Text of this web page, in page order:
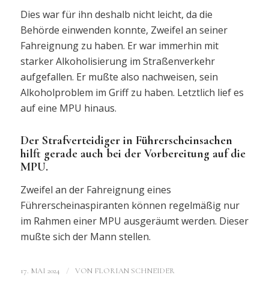
Dies war für ihn deshalb nicht leicht, da die
Behörde einwenden konnte, Zweifel an seiner
Fahreignung zu haben. Er war immerhin mit
starker Alkoholisierung im Straßenverkehr
aufgefallen. Er mußte also nachweisen, sein
Alkoholproblem im Griff zu haben. Letztlich lief es
auf eine MPU hinaus.
Der Strafverteidiger in Führerscheinsachen
hilft gerade auch bei der Vorbereitung auf die
MPU.
Zweifel an der Fahreignung eines
Führerscheinaspiranten können regelmäßig nur
im Rahmen einer MPU ausgeräumt werden. Dieser
mußte sich der Mann stellen.
17. MAI 2024 / VON FLORIAN SCHNEIDER